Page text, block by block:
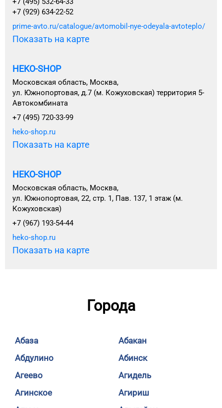
+7 (929) 634-22-52
prime-avto.ru/catalogue/avtomobil-nye-odeyala-avtoteplo/
Показать на карте
HEKO-SHOP
Московская область, Москва,
ул. Южнопортовая, д.7 (м. Кожуховская) территория 5-
Автокомбината
+7 (495) 720-33-99
heko-shop.ru
Показать на карте
HEKO-SHOP
Московская область, Москва,
ул. Южнопортовая, 22, стр. 1, Пав. 137, 1 этаж (м.
Кожуховская)
+7 (967) 193-54-44
heko-shop.ru
Показать на карте
Города
Абаза
Абакан
Абдулино
Абинск
Агеево
Агидель
Агинское
Агириш